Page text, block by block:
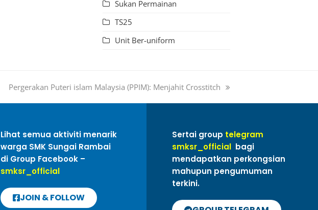
Sukan Permainan
TS25
Unit Ber-uniform
Pergerakan Puteri islam Malaysia (PPIM): Menjahit Crosstitch
Lihat semua aktiviti menarik
warga SMK Sungai Rambai
di Group Facebook –
smksr_official
JOIN & FOLLOW
Sertai group telegram
smksr_official bagi
mendapatkan perkongsian
mahupun pengumuman
terkini.